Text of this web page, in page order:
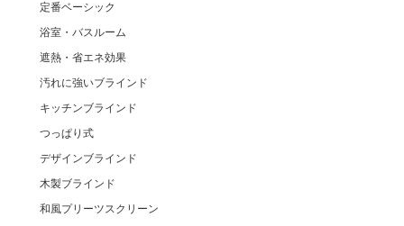
定番ベーシック
浴室・バスルーム
遮熱・省エネ効果
汚れに強いブラインド
キッチンブラインド
つっぱり式
デザインブラインド
木製ブラインド
和風プリーツスクリーン